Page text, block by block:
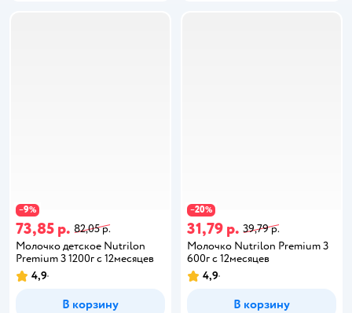
−9%
73,85 р. 82,05 р.
Молочко детское Nutrilon
Premium 3 1200г с 12месяцев
4,9
В корзину
−20%
31,79 р. 39,79 р.
Молочко Nutrilon Premium 3
600г с 12месяцев
4,9
В корзину